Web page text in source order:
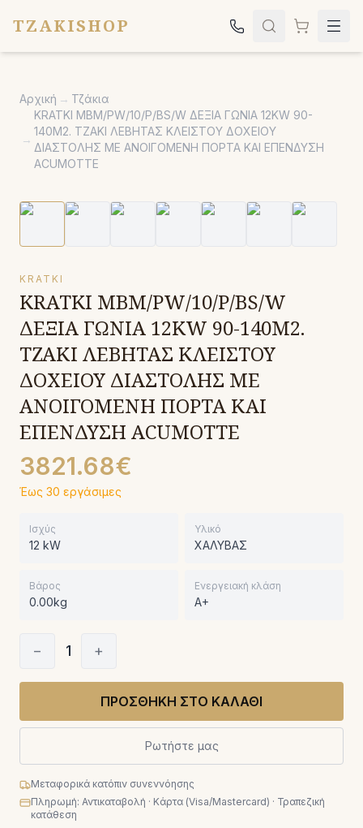
TZAKISHOP
Σόμπες
Ψησταριές
Κήπος
Εκκλησιαστικά
Καλέστε μας:2651042024
Αρχική → Τζάκια
→
KRATKI MBM/PW/10/P/BS/W ΔΕΞΙΑ ΓΩΝΙΑ 12KW 90-
140M2. ΤΖΑΚΙ ΛΕΒΗΤΑΣ ΚΛΕΙΣΤΟΥ ΔΟΧΕΙΟΥ
ΔΙΑΣΤΟΛΗΣ ΜΕ ΑΝΟΙΓΟΜΕΝΗ ΠΟΡΤΑ ΚΑΙ ΕΠΕΝΔΥΣΗ
ACUMOTTE
KRATKI
KRATKI MBM/PW/10/P/BS/W
ΔΕΞΙΑ ΓΩΝΙΑ 12KW 90-140M2.
ΤΖΑΚΙ ΛΕΒΗΤΑΣ ΚΛΕΙΣΤΟΥ
ΔΟΧΕΙΟΥ ΔΙΑΣΤΟΛΗΣ ΜΕ
ΑΝΟΙΓΟΜΕΝΗ ΠΟΡΤΑ ΚΑΙ
ΕΠΕΝΔΥΣΗ ACUMOTTE
3821.68€
Έως 30 εργάσιμες
Ισχύς
12 kW
Υλικό
ΧΑΛΥΒΑΣ
Βάρος
0.00kg
Ενεργειακή κλάση
A+
− 1 +
ΠΡΟΣΘΗΚΗ ΣΤΟ ΚΑΛΑΘΙ
Ρωτήστε μας
Μεταφορικά κατόπιν συνεννόησης
Πληρωμή: Αντικαταβολή · Κάρτα (Visa/Mastercard) · Τραπεζική
κατάθεση